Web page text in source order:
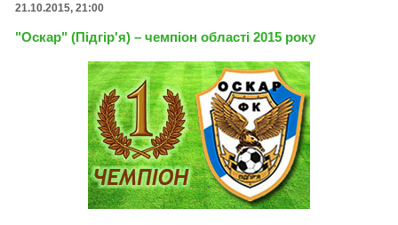
21.10.2015, 21:00
"Оскар" (Підгір'я) – чемпіон області 2015 року